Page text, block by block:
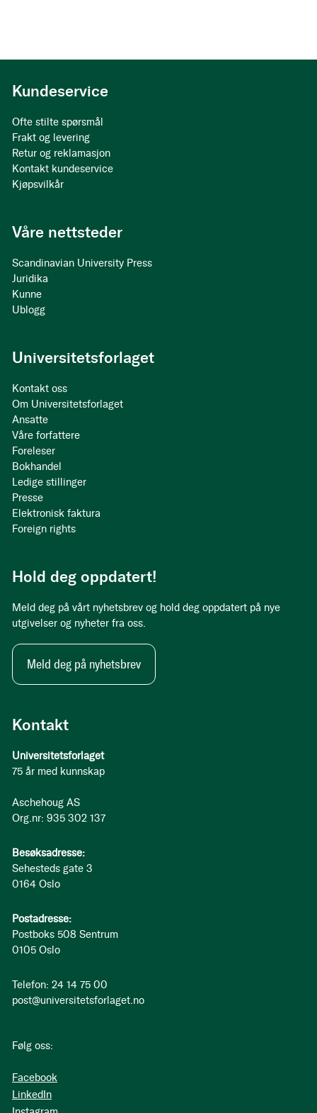
Kontakt
Universitetsforlaget
75 år med kunnskap
Aschehoug AS
Org.nr: 935 302 137
Besøksadresse:
Sehesteds gate 3
0164 Oslo
Postadresse:
Postboks 508 Sentrum
0105 Oslo
Telefon: 24 14 75 00
post@universitetsforlaget.no
Følg oss:
Facebook
LinkedIn
Kundeservice
Ofte stilte spørsmål
Frakt og levering
Retur og reklamasjon
Kontakt kundeservice
Kjøpsvilkår
Våre nettsteder
Scandinavian University Press
Juridika
Kunne
Ublogg
Universitetsforlaget
Kontakt oss
Om Universitetsforlaget
Ansatte
Våre forfattere
Foreleser
Bokhandel
Ledige stillinger
Presse
Elektronisk faktura
Foreign rights
Hold deg oppdatert!
Meld deg på vårt nyhetsbrev og hold deg oppdatert på nye
utgivelser og nyheter fra oss.
Meld deg på nyhetsbrev